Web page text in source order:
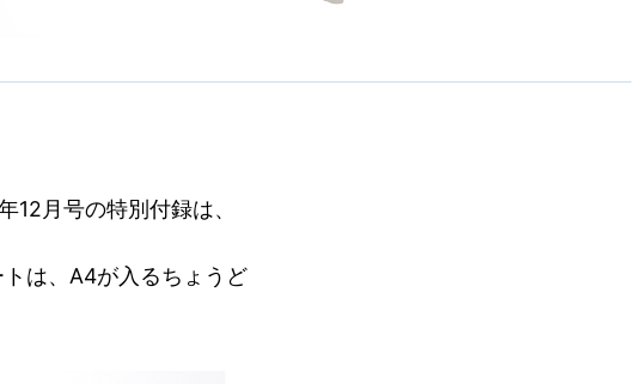
月号の特別付録は、
は、A4が入るちょうど